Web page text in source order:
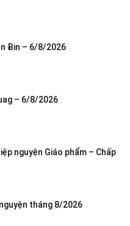
Ƀin – 6/8/2026
– 6/8/2026
nguyện Giáo phẩm – Chấp
tháng 8/2026